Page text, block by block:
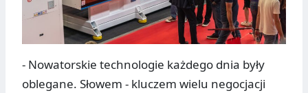
- Nowatorskie technologie każdego dnia były
oblegane. Słowem - kluczem wielu negocjacji